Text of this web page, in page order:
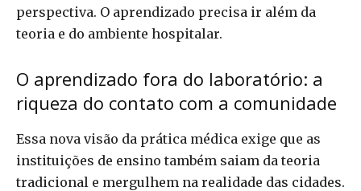
perspectiva. O aprendizado precisa ir além da
teoria e do ambiente hospitalar.
O aprendizado fora do laboratório: a
riqueza do contato com a comunidade
Essa nova visão da prática médica exige que as
instituições de ensino também saiam da teoria
tradicional e mergulhem na realidade das cidades.